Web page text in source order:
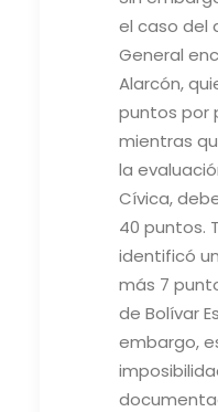
el caso del
General
Alarcón,
puntos por
mientras
la
Cívica,
40 puntos.
identificó
más 7
de Bolívar
embargo,